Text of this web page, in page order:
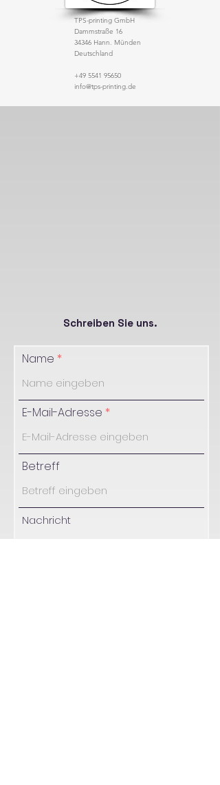
TPS-printing GmbH
Dammstraße 16
34346 Hann. Münden
Deutschland
+49 5541 95650
info@tps-printing.de
Schreiben Sie uns.
Name
E-Mail-Adresse
Betreff
Nachricht